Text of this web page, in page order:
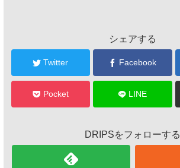
シェアする
Twitter Facebook
Pocket LINE
DRIPSをフォローする